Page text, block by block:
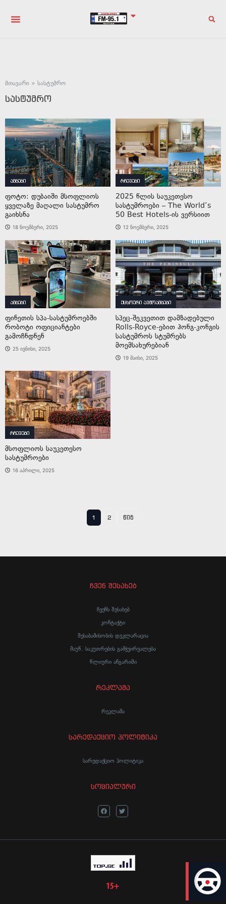
LIVE
მთავარი » სასტუმრო
სასტუმრო
ამბები
ფოტო: დუბაიში მსოფლიოს
ყველაზე მაღალი სასტუმრო
გაიხსნა
18 ნოემბერი, 2025
რჩევები
2025 წლის საუკეთესო
სასტუმროები – The World’s
50 Best Hotels-ის ვერსიით
12 ნოემბერი, 2025
ამბები
ფინეთის სპა-სასტუმროებში
რობოტი ოფიციანტები
გამოჩნდნენ
25 ივნისი, 2025
უცხოური ავტოამბები
სპეც-შეკვეთით დამზადებული
Rolls-Royce-ებით ჰონგ-კონგის
სასტუმროს სტუმრებს
მოემსახურებიან
19 მაისი, 2025
რჩევები
მსოფლიოს საუკეთესო
სასტუმროები
16 აპრილი, 2025
1 2 წინ
ჩვენ შესახებ
ჩვენს შესახებ
კონტაქტი
შესაბამისობის დეკლარაცია
მაუწ. საკუთრების გამჭვირვალება
წლიური ანგარიში
რეკლამა
რეკლამა
სარედაქციო პოლიტიკა
სარედაქციო პოლიტიკა
სოციალური